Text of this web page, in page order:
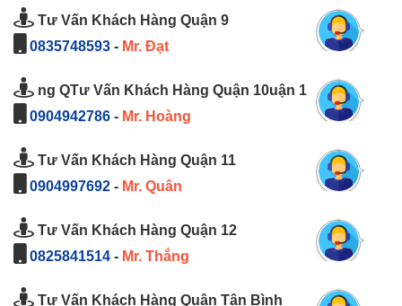
Tư Vấn Khách Hàng Quận 9
0835748593 - Mr. Đạt
ng QTư Vấn Khách Hàng Quận 10uận 1
0904942786 - Mr. Hoàng
Tư Vấn Khách Hàng Quận 11
0904997692 - Mr. Quân
Tư Vấn Khách Hàng Quận 12
0825841514 - Mr. Thắng
Tư Vấn Khách Hàng Quận Tân Bình